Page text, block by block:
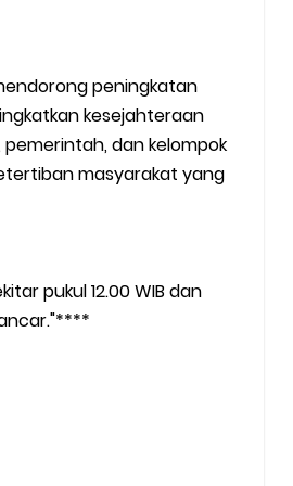
peningkatan
kesejahteraan
dan kelompok
masyarakat yang
pukul 12.00 WIB dan